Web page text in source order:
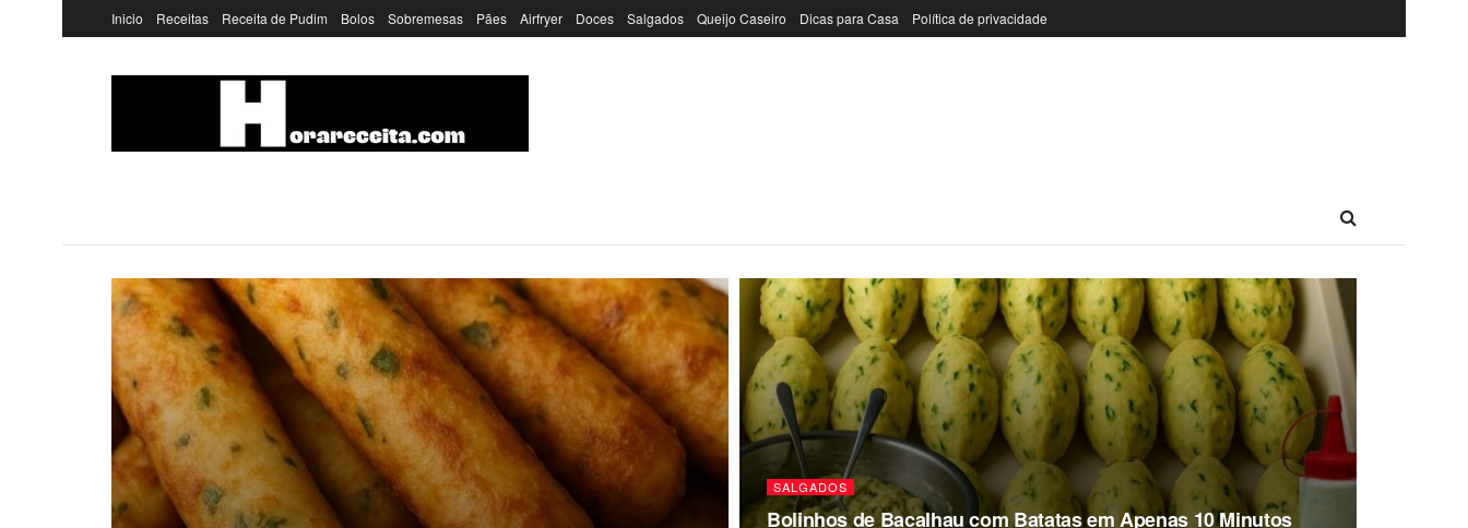
Inicio Receitas Receita de Pudim Bolos Sobremesas Pães Airfryer Doces Salgados Queijo Caseiro Dicas para Casa Política de privacidade
SALGADOS
Bolinhos de Bacalhau com Batatas em Apenas 10 Minutos